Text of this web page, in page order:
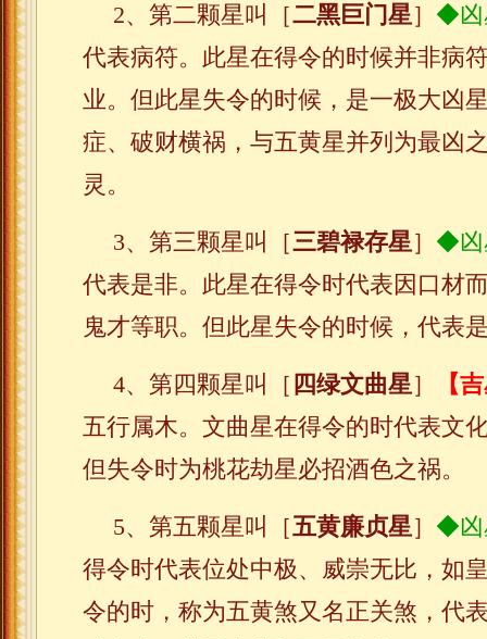
2、第二颗星叫［二黑巨门星］ ◆
代表病符。此星在得令的时候并非病
业。但此星失令的时候，是一极大凶
症、破财横祸，与五黄星并列为最凶
灵。
3、第三颗星叫［三碧禄存星］ ◆
代表是非。此星在得令时代表因口材
鬼才等职。但此星失令的时候，代表
4、第四颗星叫［ 四绿文曲星］
【
五行属木。文曲星在得令的时代表文
但失令时为桃花劫星必招酒色之祸。
5、第五颗星叫［五黄廉贞星］ ◆
得令时代表位处中极、威崇无比，如
令的时，称为五黄煞又名正关煞，代